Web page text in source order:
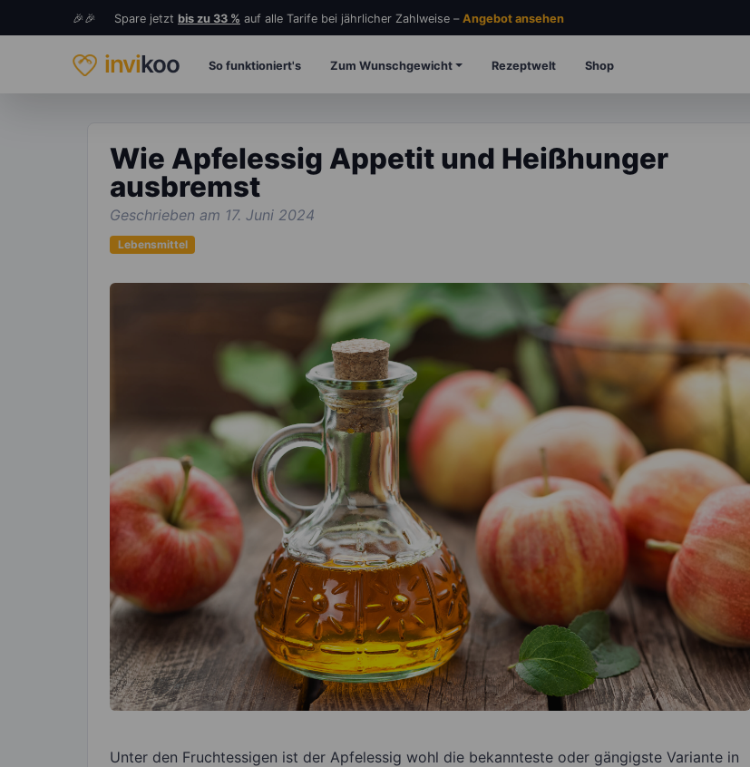
🎉🎉 Spare jetzt bis zu 33 % auf alle Tarife bei jährlicher Zahlweise – Angebot ansehen
invikoo So funktioniert's Zum Wunschgewicht Rezeptwelt Shop
Wie Apfelessig Appetit und Heißhunger
ausbremst
Geschrieben am 17. Juni 2024
Lebensmittel
Unter den Fruchtessigen ist der Apfelessig wohl die bekannteste oder gängigste Variante in